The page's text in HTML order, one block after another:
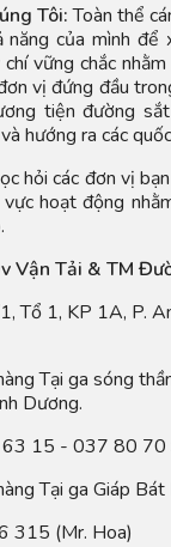
Tôi:Toàn thể
năng của mình
vững chắc
vị đứng đầu
tiện đường
hướng ra các
hỏi các đơn vị
hoạt động
Vận Tải & TM
Tổ 1, KP 1A, P.
Tại ga sóng
Dương.
15 - 037 80 70
Tại ga Giáp Bát
315 (Mr. Hoa)